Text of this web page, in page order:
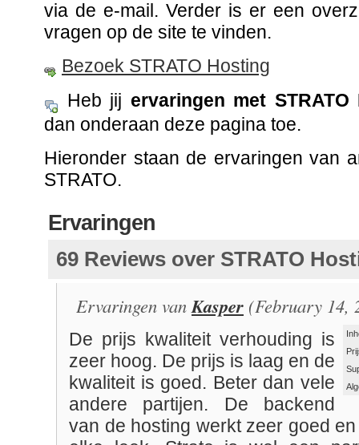
via de e-mail. Verder is er een
vragen op de site te vinden.
Bezoek STRATO Hosting
Heb jij ervaringen met STRATO
dan onderaan deze pagina toe.
Hieronder staan de ervaringen van
STRATO.
Ervaringen
69 Reviews over STRATO
Ervaringen vanKasper (February 14,
De prijs kwaliteit verhouding is
zeer hoog. De prijs is laag en de
kwaliteit is goed. Beter dan vele
andere partijen. De backend
van de hosting werkt zeer goed